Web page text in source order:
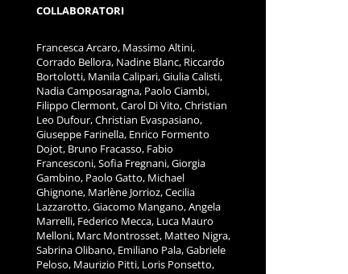
COLLABORATORI
Francesca Arcaro, Massimo Altini,
Corrado Bellora, Nadine Blanc, Riccardo
Bortolotti, Manila Calipari, Giulia Calisti,
Nadia Camposaragna, Paolo Ciambi,
Filippo Clermont, Carol Di Vito, Christian
Leo Dufour, Christian Evaspasiano,
Giuseppe Farinella, Enrico Formento
Dojot, Bruno Fracasso, Fabio
Francesconi, Sofia Fregnani, Giorgia
Gambino, Paolo Gatto, Michael
Ghignone, Marlène Jorrioz, Cecilia
Lazzarotto, Giacomo Mangano, Angela
Marrelli, Federico Mecca, Luca Mauro
Melloni, Marc Montrosset, Matteo Nigra,
Sabrina Olibano, Emiliano Pala, Gabriele
Peloso, Maurizio Pitti, Loris Ponsetto,